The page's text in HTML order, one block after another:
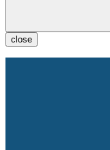
close